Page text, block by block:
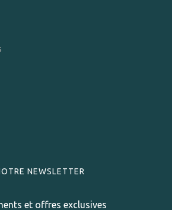
NEWSLETTER
et offres exclusives